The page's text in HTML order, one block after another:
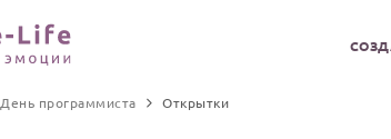
День программиста Открытки